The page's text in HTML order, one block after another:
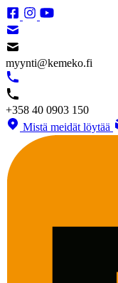
myynti@kemeko.fi
+358 40 0903 150
Mistä meidät löytää